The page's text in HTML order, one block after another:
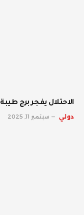
الاحتلال يفجر برج
دولي سبتمبر 11, 2025